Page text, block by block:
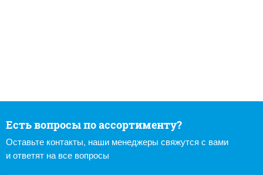
Есть вопросы по ассортименту?
Оставьте контакты, наши менеджеры свяжутся с вами
и ответят на все вопросы